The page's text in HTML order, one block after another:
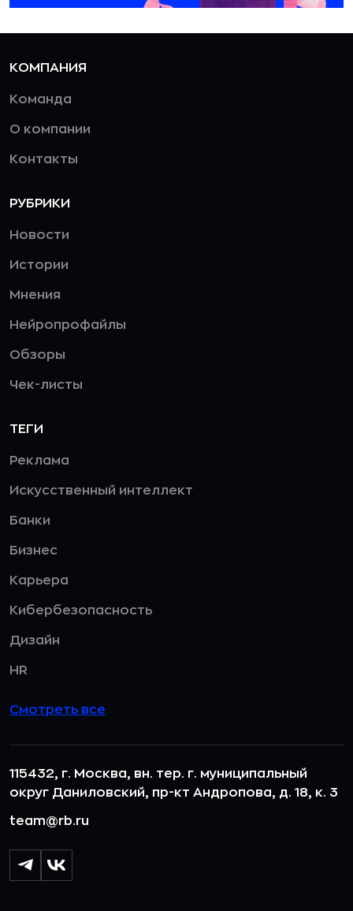
КОМПАНИЯ
Команда
О компании
Контакты
РУБРИКИ
Новости
Истории
Мнения
Нейропрофайлы
Обзоры
Чек-листы
ТЕГИ
Реклама
Искусственный интеллект
Банки
Бизнес
Карьера
Кибербезопасность
Дизайн
HR
Смотреть все
115432, г. Москва, вн. тер. г. муниципальный
округ Даниловский, пр-кт Андропова, д. 18, к. 3
team@rb.ru